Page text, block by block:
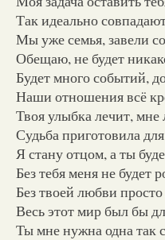
Так идеально
Мы уже семья, завели
Обещаю, не будет
Будет много событий,
Наши отношения всё
Твоя улыбка лечит, мне
Судьба приготовила
Я стану отцом, а ты
Без тебя меня не будет
Без твоей любви
Весь этот мир был бы
Ты мне нужна одна так